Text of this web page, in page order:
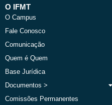
o
k
O IFMT
O Campus
Fale Conosco
Comunicação
Quem é Quem
Base Jurídica
Documentos >
Comissões Permanentes